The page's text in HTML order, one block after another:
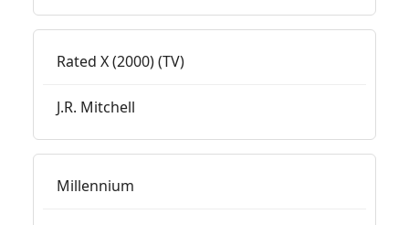
Rated X (2000) (TV)
J.R. Mitchell
Millennium